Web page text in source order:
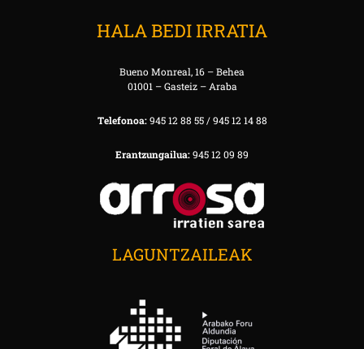
HALA BEDI IRRATIA
Bueno Monreal, 16 – Behea
01001 – Gasteiz – Araba
Telefonoa:945 12 88 55 / 945 12 14 88
Erantzungailua:945 12 09 89
LAGUNTZAILEAK